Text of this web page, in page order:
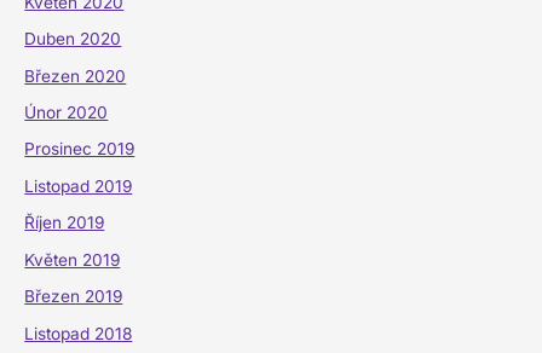
Duben 2020
Březen 2020
Únor 2020
Prosinec 2019
Listopad 2019
Říjen 2019
Květen 2019
Březen 2019
Listopad 2018